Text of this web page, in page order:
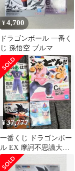
¥4,700
ドラゴンボール 一番く
じ 孫悟空 ブルマ
¥37,777
一番くじ ドラゴンボー
ル EX 摩訶不思議大冒
険